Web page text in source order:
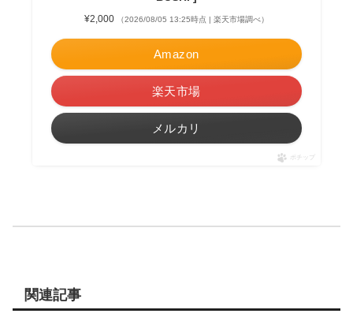
¥2,000 （2026/08/05 13:25時点 | 楽天市場調べ）
Amazon
楽天市場
メルカリ
ポチップ
関連記事